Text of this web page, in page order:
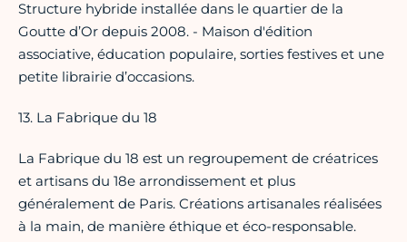
Structure hybride installée dans le quartier de la
Goutte d’Or depuis 2008. - Maison d'édition
associative, éducation populaire, sorties festives et une
petite librairie d’occasions.
13. La Fabrique du 18
La Fabrique du 18 est un regroupement de créatrices
et artisans du 18e arrondissement et plus
généralement de Paris. Créations artisanales réalisées
à la main, de manière éthique et éco-responsable.